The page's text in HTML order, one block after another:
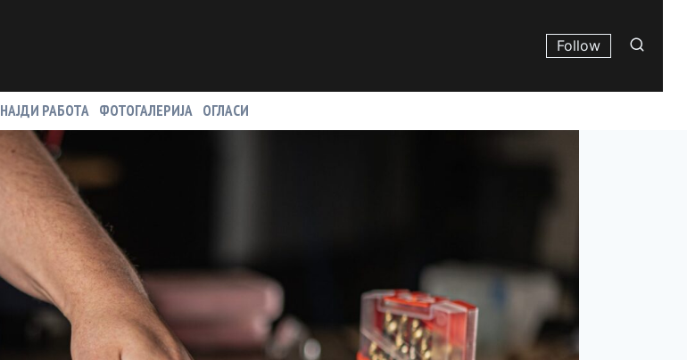
Follow
НАЈДИ РАБОТА ФОТОГАЛЕРИЈА ОГЛАСИ